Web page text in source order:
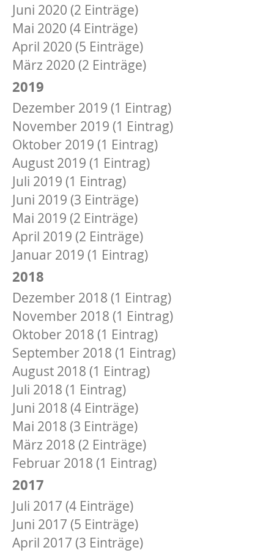
Juni 2020 (2 Einträge)
Mai 2020 (4 Einträge)
April 2020 (5 Einträge)
März 2020 (2 Einträge)
2019
Dezember 2019 (1 Eintrag)
November 2019 (1 Eintrag)
Oktober 2019 (1 Eintrag)
August 2019 (1 Eintrag)
Juli 2019 (1 Eintrag)
Juni 2019 (3 Einträge)
Mai 2019 (2 Einträge)
April 2019 (2 Einträge)
Januar 2019 (1 Eintrag)
2018
Dezember 2018 (1 Eintrag)
November 2018 (1 Eintrag)
Oktober 2018 (1 Eintrag)
September 2018 (1 Eintrag)
August 2018 (1 Eintrag)
Juli 2018 (1 Eintrag)
Juni 2018 (4 Einträge)
Mai 2018 (3 Einträge)
März 2018 (2 Einträge)
Februar 2018 (1 Eintrag)
2017
Juli 2017 (4 Einträge)
Juni 2017 (5 Einträge)
April 2017 (3 Einträge)